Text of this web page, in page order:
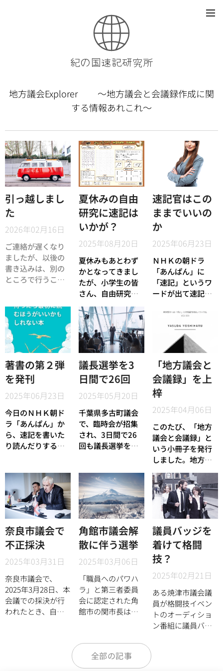
紀の国速記研究所
地方議会Explorer ～地方議会と会議録作成に関
する情報あれこれ～
引っ越しまし
た
2026年02月16日
ご連絡が遅くなり
ましたが、以後の
書き込みは、別の
ところで行うこと
おきますが、以後
は以下のほうでお
願いします。
夏休みの自由
研究に速記は
いかが？
2025年08月20日
夏休みもあとわず
かとなってきまし
たが、小学生の皆
さん、自由研究の
課題は大丈夫です
か？ 「まだできて
いなくて焦ってい
る」という方に、
私からの御提案で
す。
速記官はこの
ままでいいの
か
2025年06月23日
ＮＨＫの朝ドラ
「あんぱん」に
「速記」というワ
ードが出て速記界
いる感じもします
が、一方で、皆さ
んは「速記官」を
ご存じでしょう
か？ 「速記士」や
「速記者」は、例
えば国会の本会議
場とかテレビのバ
どでも時々紹介さ
れることがあるの
でご存じの方も多
いでしょうが、
「速記官」はどう
著書の第２弾
を発刊
2025年06月23日
今日のＮＨＫ朝ド
ラ「あんぱん」か
ら、速記を書いた
り読んだりするシ
いたので、そこで
速記について興味
を持った方が迷子
にならないよう
に、「「速記」に
興味を持ったら最
初に読むほうがい
本」を刊行しまし
た。（Amazonの
みでの販売。
https://amzn.asia/d/9wtuwiU）
議長選挙を3
日間で26回
2025年05月20日
千葉県多古町議会
で、臨時会が招集
され、3日間で26
回も議長選挙をや
続いているようで
す。
「地方議会と
会議録」を上
梓
2025年04月06日
このたび、「地方
議会と会議録」と
いう小冊子を発行
しました。地方議
会という重要な役
割を果たす機関へ
の期待と想いを、
そしてその重要な
機関の会議録作成
という重責を担う
議会事務局職員の
方に向けての会議
録作成に関するノ
い解説書ではな
く、ややエッセイ
風にまとめたもの
です。
奈良市議会で
不正採決
2025年03月31日
奈良市議会で、
2025年3月28日、本
会議での採決が行
われたとき、自民
角館市議会解
散に伴う選挙
2025年03月06日
「職員へのパワハ
ラ」と第三者委員
会に認定された角
館市の関市長は、
可決されたことを
受けて2月5日に議
会を解散しました
議員バッジを
着けて格闘
技？
2025年02月21日
ある焼津市議会議
員が格闘技イベン
トのオーディショ
ン番組に議員バッ
全部の記事